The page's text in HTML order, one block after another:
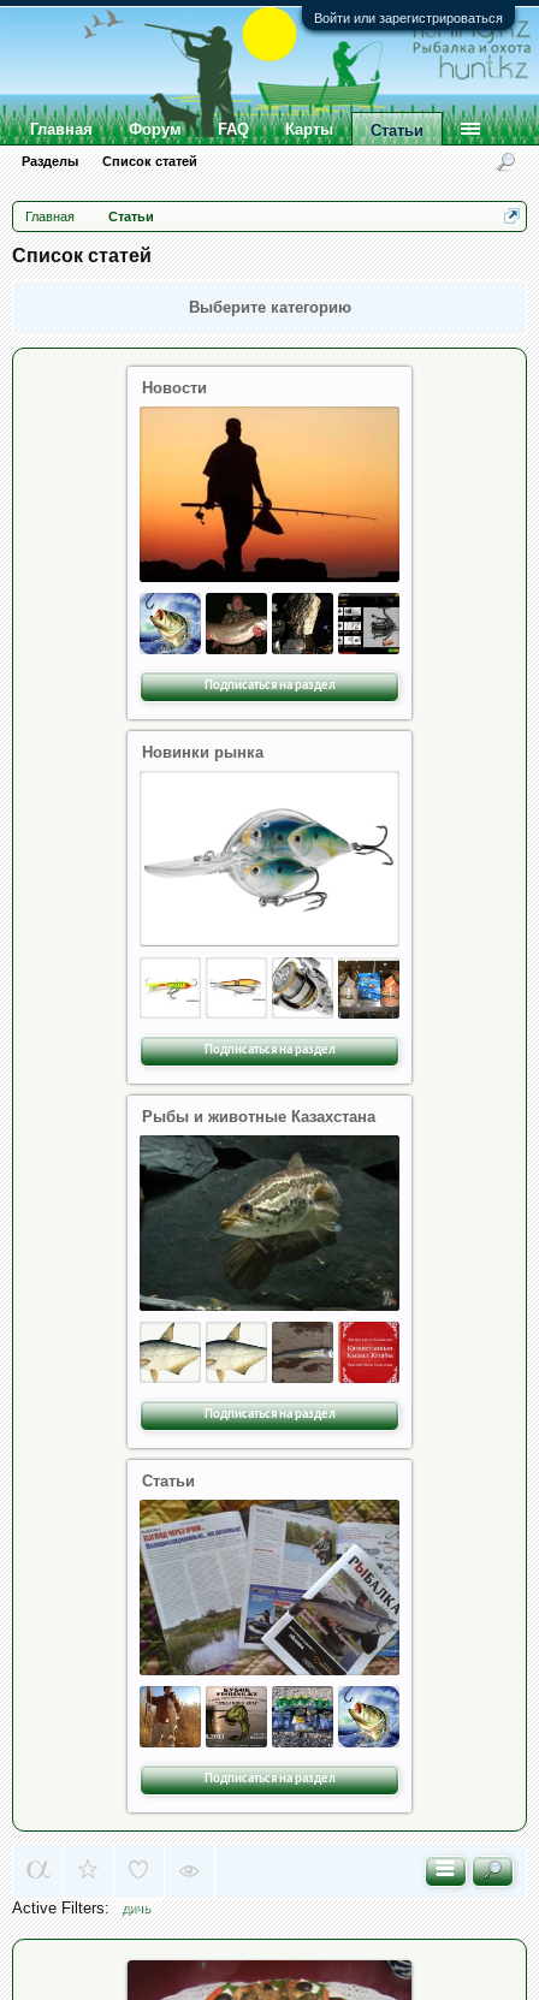
Войти или зарегистрироваться
Главная Статьи
Список статей
Выберите категорию
Новости
Подписаться на раздел
Новинки рынка
Подписаться на раздел
Рыбы и животные Казахстана
Подписаться на раздел
Статьи
Подписаться на раздел
Active Filters: дичь
Главная Форум FAQ Карты Статьи
Разделы Список статей